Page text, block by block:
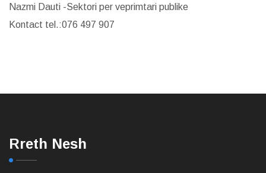
Nazmi Dauti -Sektori per veprimtari publike
Kontact tel.:076 497 907
Rreth Nesh